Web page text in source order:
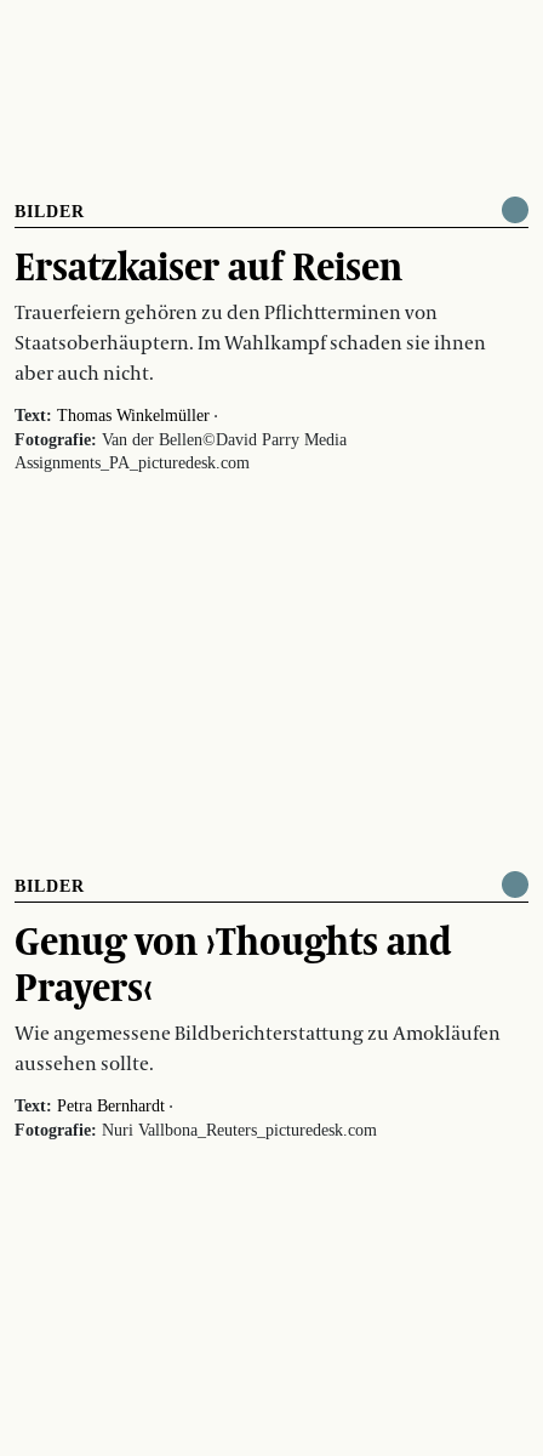
BILDER
Ersatzkaiser auf Reisen
Trauerfeiern gehören zu den Pflichtterminen von
Staatsoberhäuptern. Im Wahlkampf schaden sie ihnen
aber auch nicht.
Text: Thomas Winkelmüller ·
Fotografie: Van der Bellen©David Parry Media
Assignments_PA_picturedesk.com
BILDER
Genug von ›Thoughts and
Prayers‹
Wie angemessene Bildberichterstattung zu Amokläufen
aussehen sollte.
Text: Petra Bernhardt ·
Fotografie: Nuri Vallbona_Reuters_picturedesk.com